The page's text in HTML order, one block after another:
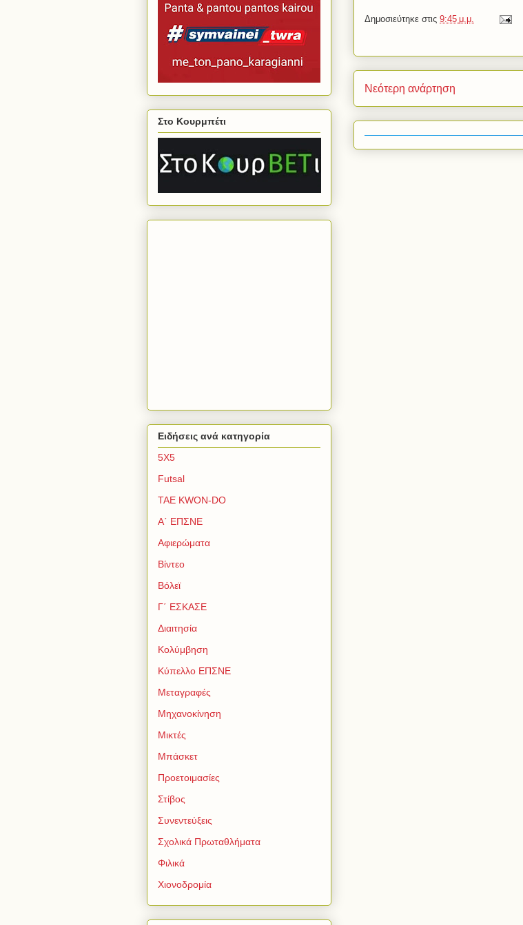
Δημοσιεύτηκε στις 9:45 μ.μ.
Νεότερη ανάρτηση
Στο Κουρμπέτι
Ειδήσεις ανά κατηγορία
5Χ5
Futsal
TAE KWON-DO
Α΄ ΕΠΣΝΕ
Αφιερώματα
Βίντεο
Βόλεϊ
Γ΄ ΕΣΚΑΣΕ
Διαιτησία
Κολύμβηση
Κύπελλο ΕΠΣΝΕ
Μεταγραφές
Μηχανοκίνηση
Μικτές
Μπάσκετ
Προετοιμασίες
Στίβος
Συνεντεύξεις
Σχολικά Πρωταθλήματα
Φιλικά
Χιονοδρομία